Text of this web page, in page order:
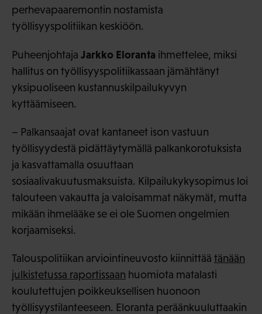
perhevapaaremontin nostamista
työllisyyspolitiikan keskiöön.
Puheenjohtaja Jarkko Eloranta ihmettelee, miksi
hallitus on työllisyyspolitiikassaan jämähtänyt
yksipuoliseen kustannuskilpailukyvyn
kyttäämiseen.
– Palkansaajat ovat kantaneet ison vastuun
työllisyydestä pidättäytymällä palkankorotuksista
ja kasvattamalla osuuttaan
sosiaalivakuutusmaksuista. Kilpailukykysopimus loi
talouteen vakautta ja valoisammat näkymät, mutta
mikään ihmelääke se ei ole Suomen ongelmien
korjaamiseksi.
Talouspolitiikan arviointineuvosto kiinnittää tänään
julkistetussa raportissaan huomiota matalasti
koulutettujen poikkeuksellisen huonoon
työllisyystilanteeseen. Eloranta peräänkuuluttaakin